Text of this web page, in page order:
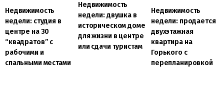
Недвижимость
недели: студия в
центре на 30
“квадратов” с
рабочими и
спальными местами
Недвижимость
недели: двушка в
историческом доме
для жизни в центре
или сдачи туристам
Недвижимость
недели: продается
двухэтажная
квартира на
Горького с
перепланировкой